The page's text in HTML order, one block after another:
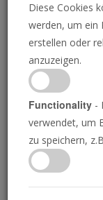
Mark
die
D ie
amtierende
Diese Cookies
werden, um ein
erstellen oder
anzuzeigen.
Functionality -
verwendet, um
zu speichern,